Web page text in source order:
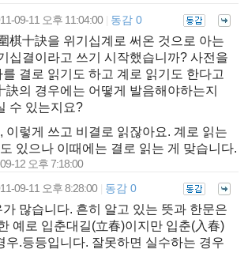
09-11 오후 11:04:00 동감 0
棋十訣을 위기십계로 써온 것으로 아는
십결이라고 쓰기 시작했습니까? 사전을
결로 읽기도 하고 계로 읽기도 한다고
訣의 경우에는 어떻게 발음해야하는지
수 있는지요?
이렇게 쓰고 비결로 읽잖아요. 계로 읽는
있으나 이때에는 결로 읽는 게 맞습니다.
12 오후 7:18:00
09-11 오후 8:28:00 동감 0
많습니다. 흔히 알고 있는 뜻과 한문은
예로 입춘대길(立春)이지만 입춘(入春)
우.등등입니다. 잘못하면 실수하는 경우